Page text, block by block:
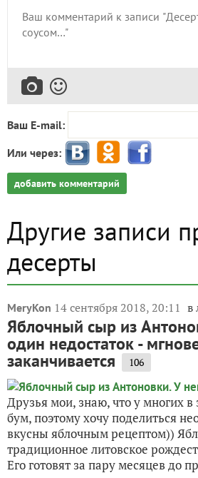
Ваш E-mail:
Или через:
добавить комментарий
Другие записи
десерты
MeryKon 14 сентября 2018, 20:11 в
Яблочный сыр из
один недостаток -
заканчивается 106
Друзья мои, знаю, что у многих
бум, поэтому хочу поделиться
вкусны яблочным рецептом))
традиционное литовское
Его готовят за пару месяцев до